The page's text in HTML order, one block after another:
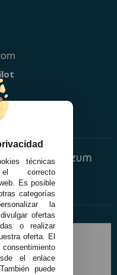
técnicas
correcto
Es posible
categorías
la
ofertas
o realizar
oferta. El
el enlace
puede